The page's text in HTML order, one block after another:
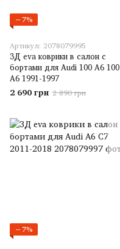
−7%
Артикул: 2078079995
3Д eva коврики в салон с
бортами для Audi 100 А6 100
А6 1991-1997
2 690 грн 2 890 грн
−7%